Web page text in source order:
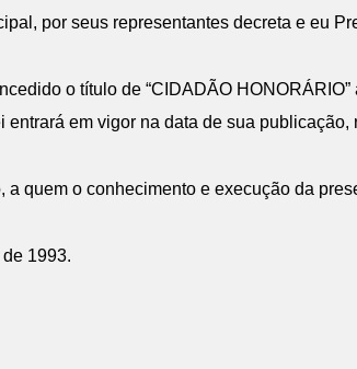
por seus representantes decreta e eu
o título de “CIDADÃO HONORÁRIO”
entrará em vigor na data de sua
a quem o conhecimento e execução da
1993.